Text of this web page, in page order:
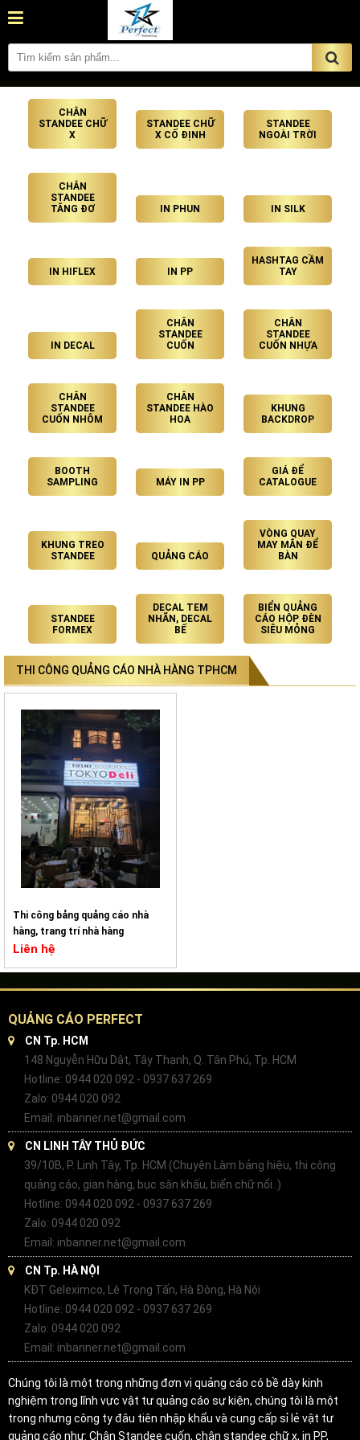
CHÂN
STANDEE CHỮ
X
STANDEE CHỮ
X CỐ ĐỊNH
STANDEE
NGOÀI TRỜI
CHÂN
STANDEE
TĂNG ĐƠ
IN PHUN IN SILK
IN HIFLEX IN PP
HASHTAG CẦM
TAY
IN DECAL
CHÂN
STANDEE
CUỐN
CHÂN
STANDEE
CUỐN NHỰA
CHÂN
STANDEE
CUỐN NHÔM
CHÂN
STANDEE HÀO
HOA
KHUNG
BACKDROP
BOOTH
SAMPLING
MÁY IN PP
GIÁ ĐỂ
CATALOGUE
KHUNG TREO
STANDEE
QUẢNG CÁO
VÒNG QUAY
MAY MẮN ĐỂ
BÀN
STANDEE
FORMEX
DECAL TEM
NHÃN, DECAL
BẾ
BIỂN QUẢNG
CÁO HỘP ĐÈN
SIÊU MỎNG
THI CÔNG QUẢNG CÁO NHÀ HÀNG TPHCM
Thi công bảng quảng cáo nhà
hàng, trang trí nhà hàng
Liên hệ
QUẢNG CÁO PERFECT
CN Tp. HCM
148 Nguyễn Hữu Dật, Tây Thạnh, Q. Tân Phú, Tp. HCM
Hotline: 0944 020 092 - 0937 637 269
Zalo: 0944 020 092
Email: inbanner.net@gmail.com
CN LINH TÂY THỦ ĐỨC
39/10B, P. Linh Tây, Tp. HCM (Chuyên Làm bảng hiệu, thi công
quảng cáo, gian hàng, bục sân khấu, biển chữ nổi..)
Hotline: 0944 020 092 - 0937 637 269
Zalo: 0944 020 092
Email: inbanner.net@gmail.com
CN Tp. HÀ NỘI
KĐT Geleximco, Lê Trọng Tấn, Hà Đông, Hà Nội
Hotline: 0944 020 092 - 0937 637 269
Zalo: 0944 020 092
Email: inbanner.net@gmail.com
Chúng tôi là một trong những đơn vị quảng cáo có bề dày kinh
nghiệm trong lĩnh vực vật tư quảng cáo sự kiện, chúng tôi là một
trong nhưng công ty đâu tiên nhập khẩu và cung cấp sỉ lẻ vật tư
quảng cáo như: Chân Standee cuốn, chân standee chữ x, in PP,